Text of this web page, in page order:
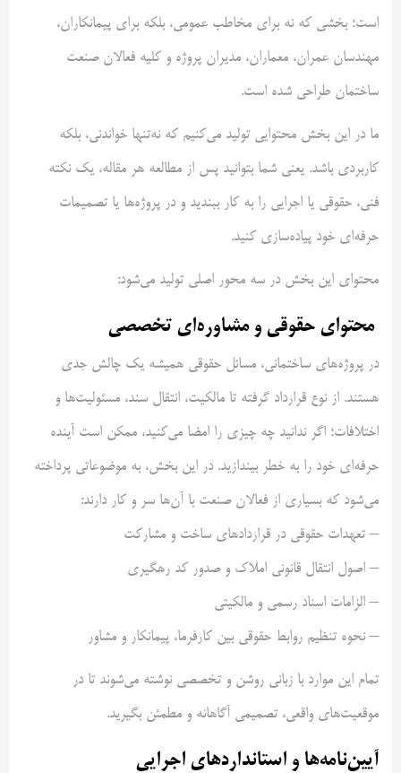
است؛ بخشی که نه برای مخاطب عمومی، بلکه برای پیمانکاران،
مهندسان عمران، معماران، مدیران پروژه و کلیه فعالان صنعت
ساختمان طراحی شده است.
ما در این بخش محتوایی تولید می‌کنیم که نه‌تنها خواندنی، بلکه
کاربردی باشد. یعنی شما بتوانید پس از مطالعه هر مقاله، یک نکته
فنی، حقوقی یا اجرایی را به کار ببندید و در پروژه‌ها یا تصمیمات
حرفه‌ای خود پیاده‌سازی کنید.
محتوای این بخش در سه محور اصلی تولید می‌شود:
محتوای حقوقی و مشاوره‌ای تخصصی
در پروژه‌های ساختمانی، مسائل حقوقی همیشه یک چالش جدی
هستند. از نوع قرارداد گرفته تا مالکیت، انتقال سند، مسئولیت‌ها و
اختلافات؛ اگر ندانید چه چیزی را امضا می‌کنید، ممکن است آینده
حرفه‌ای خود را به خطر بیندازید. در این بخش، به موضوعاتی پرداخته
می‌شود که بسیاری از فعالان صنعت با آن‌ها سر و کار دارند:
– تعهدات حقوقی در قراردادهای ساخت و مشارکت
– اصول انتقال قانونی املاک و صدور کد رهگیری
– الزامات اسناد رسمی و مالکیتی
– نحوه تنظیم روابط حقوقی بین کارفرما، پیمانکار و مشاور
تمام این موارد با زبانی روشن و تخصصی نوشته می‌شوند تا در
موقعیت‌های واقعی، تصمیمی آگاهانه و مطمئن بگیرید.
آیین‌نامه‌ها و استانداردهای اجرایی